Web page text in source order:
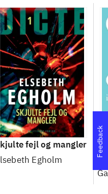
fejl og mangler
Egholm
Feedback